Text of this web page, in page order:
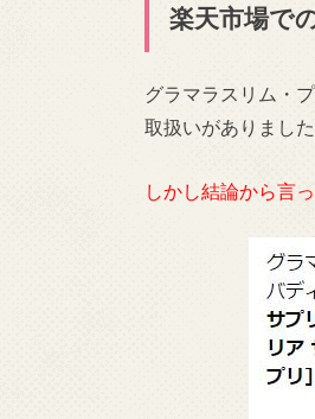
楽天市場で
グラマラスリム・
取扱いがありました
しかし結論から言